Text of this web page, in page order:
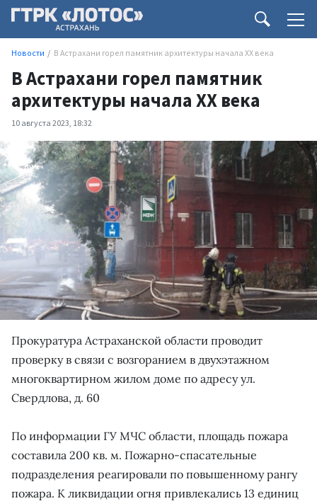
Новости В Астрахани горел памятник архитектуры начала XX века
В Астрахани горел памятник
архитектуры начала XX века
10 августа 2023, 18:32
Прокуратура Астраханской области проводит
проверку в связи с возгоранием в двухэтажном
многоквартирном жилом доме по адресу ул.
Свердлова, д. 60
По информации ГУ МЧС области, площадь пожара
составила 200 кв. м. Пожарно-спасательные
подразделения реагировали по повышенному рангу
пожара. К ликвидации огня привлекались 13 единиц